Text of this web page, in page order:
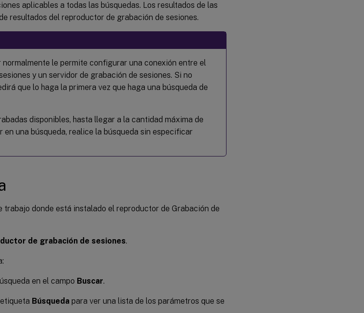
aplicables a todas las búsquedas. Los resultados de las
resultados del reproductor de grabación de sesiones.
le permite configurar una conexión entre el
y un servidor de grabación de sesiones. Si no
que lo haga la primera vez que haga una búsqueda de
disponibles, hasta llegar a la cantidad máxima de
en una búsqueda, realice la búsqueda sin especificar
trabajo donde está instalado el reproductor de Grabación de
de grabación de sesiones.
en el campo Buscar.
Búsqueda para ver una lista de los parámetros que se